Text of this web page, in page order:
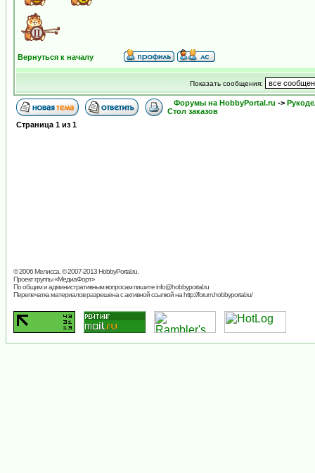
Вернуться к началу
Показать сообщения:
Форумы на HobbyPortal.ru ->
Стол заказов
Страница 1 из 1
© 2006 Мелисса, © 2007-2013HobbyPortal.ru
Проект группы «МедиаФорт»
По общим и административным вопросам пишитеinfo@hobbyportal.ru
Перепечатка материалов разрешена с активной ссылкой на http://forum.hobbyportal.ru/